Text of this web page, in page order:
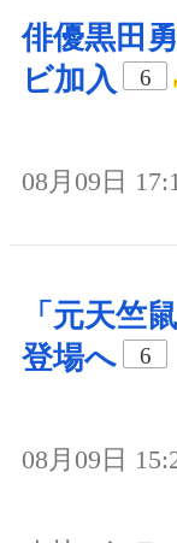
俳優黒田
ビ加入
6
08月09日
「元天竺
登場へ
6
08月09日